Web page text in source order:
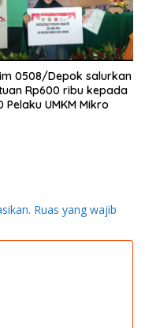
0508/Depok salurkan
Rp600 ribu kepada
Pelaku UMKM Mikro
Ruas yang wajib